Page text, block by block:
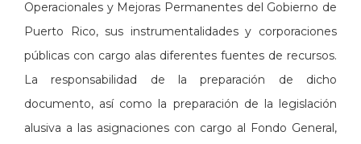
Operacionales y Mejoras Permanentes del Gobierno de
Puerto Rico, sus instrumentalidades y corporaciones
públicas con cargo alas diferentes fuentes de recursos.
La responsabilidad de la preparación de dicho
documento, así como la preparación de la legislación
alusiva a las asignaciones con cargo al Fondo General,